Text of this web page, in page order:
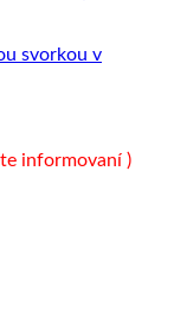
svorkou v
informovaní )